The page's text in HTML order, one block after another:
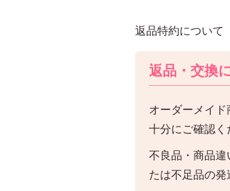
返品特約について
返品・交換
オーダーメイ
十分にご確認く
不良品・商品
たは不足品の発